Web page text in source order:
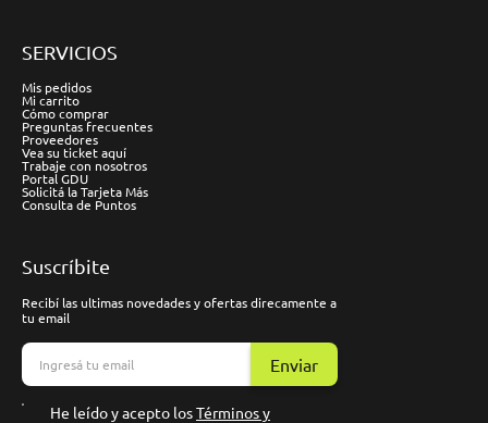
SERVICIOS
Mis pedidos
Mi carrito
Cómo comprar
Preguntas frecuentes
Proveedores
Vea su ticket aquí
Trabaje con nosotros
Portal GDU
Solicitá la Tarjeta Más
Consulta de Puntos
Suscríbite
Recibí las ultimas novedades y ofertas direcamente a
tu email
Enviar
He leído y acepto losTérminos y